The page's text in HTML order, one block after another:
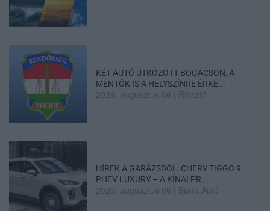
KÉT AUTÓ ÜTKÖZÖTT BOGÁCSON, A
MENTŐK IS A HELYSZÍNRE ÉRKE...
2026. augusztus 06 Riasztó
HÍREK A GARÁZSBÓL: CHERY TIGGO 9
PHEV LUXURY – A KÍNAI PR...
2026. augusztus 06 Barta Autó